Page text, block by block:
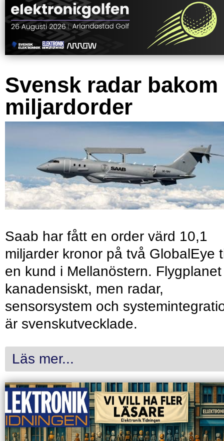
Svensk radar bakom
miljardorder
Saab har fått en order värd 10,1
miljarder kronor på två GlobalEye
en kund i Mellanöstern.
kanadensiskt, men radar,
sensorsystem och
är svenskutvecklade.
Läs mer...